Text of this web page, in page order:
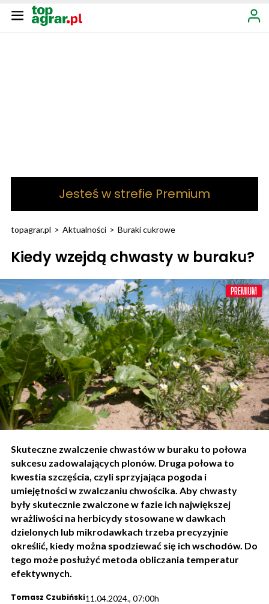
Jesteś w strefie Premium
topagrar.pl > Aktualności > Buraki cukrowe
Kiedy wzejdą chwasty w buraku?
Skuteczne zwalczenie chwastów w buraku to połowa
sukcesu zadowalających plonów. Druga połowa to
kwestia szczęścia, czyli sprzyjająca pogoda i
umiejętności w zwalczaniu chwościka. Aby chwasty
były skutecznie zwalczone w fazie ich największej
wrażliwości na herbicydy stosowane w dawkach
dzielonych lub mikrodawkach trzeba precyzyjnie
określić, kiedy można spodziewać się ich wschodów. Do
tego może posłużyć metoda obliczania temperatur
efektywnych.
Tomasz Czubiński11.04.2024., 07:00h